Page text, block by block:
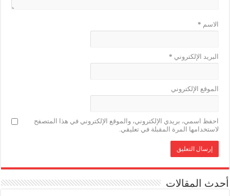
الاسم *
البريد الإلكتروني *
الموقع الإلكتروني
احفظ اسمي، بريدي الإلكتروني، والموقع الإلكتروني في هذا المتصفح
لاستخدامها المرة المقبلة في تعليقي.
أحدث المقالات